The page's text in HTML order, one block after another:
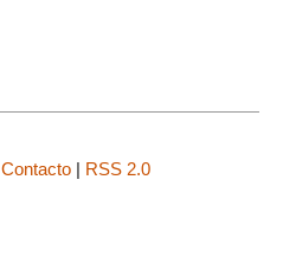
Contacto | RSS 2.0